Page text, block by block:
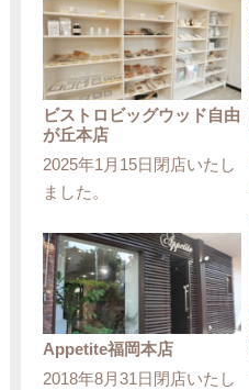
ビストロビッグウッド自由
が丘本店
2025年1月15日閉店いたし
ました。
Appetite福岡本店
2018年8月31日閉店いたし